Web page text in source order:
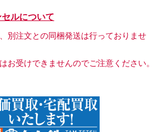
ルについて
別注文との同梱発送は行っておりませ
お受けできませんのでご注意ください。